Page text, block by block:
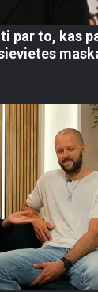
par to, kas